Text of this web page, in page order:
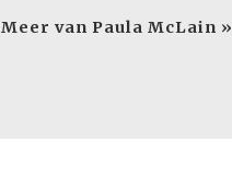
Meer van Paula McLain »